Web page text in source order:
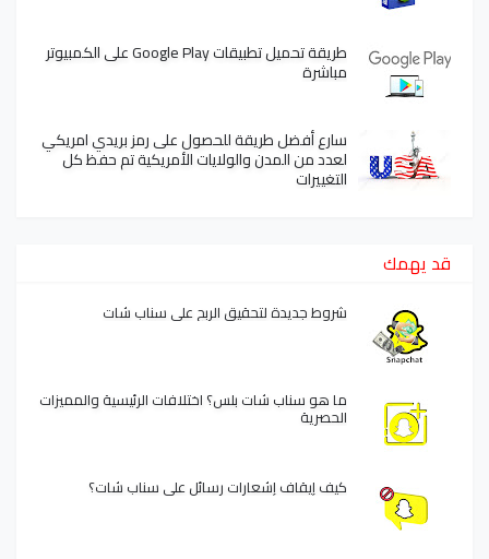
طريقة تحميل تطبيقات Google Play على الكمبيوتر
مباشرة
سارع أفضل طريقة للحصول على رمز بريدي امريكي
لعدد من المدن والولايات الأمريكية تم حفظ كل
التغييرات
قد يهمك
شروط جديدة لتحقيق الربح على سناب شات
ما هو سناب شات بلس؟ اختلافات الرئيسية والمميزات
الحصرية
كيف إيقاف إشعارات رسائل على سناب شات؟